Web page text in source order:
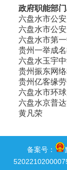
政府职能部
六盘水市公
六盘水市公
六盘水市第
贵州一举成
六盘水玉宇
贵州振东网
贵州亿客缘
六盘水市环
六盘水京普
黄凡荣
备案号：